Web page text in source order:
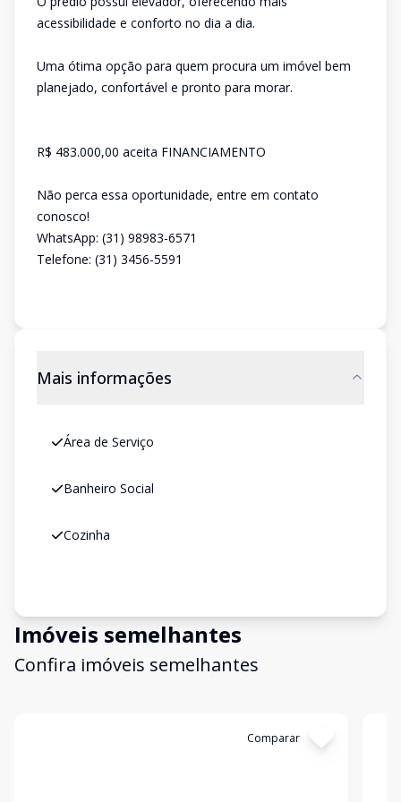
acessibilidade e conforto no dia a dia.
Uma ótima opção para quem procura um imóvel bem
planejado, confortável e pronto para morar.
R$ 483.000,00 aceita FINANCIAMENTO
Não perca essa oportunidade, entre em contato
conosco!
WhatsApp: (31) 98983-6571
Telefone: (31) 3456-5591
Mais informações
Área de Serviço
Banheiro Social
Cozinha
Imóveis semelhantes
Confira imóveis semelhantes
Comparar